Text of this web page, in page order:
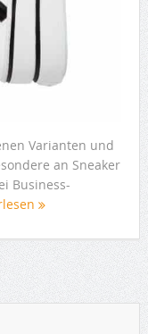
Varianten und
an Sneaker
Business-